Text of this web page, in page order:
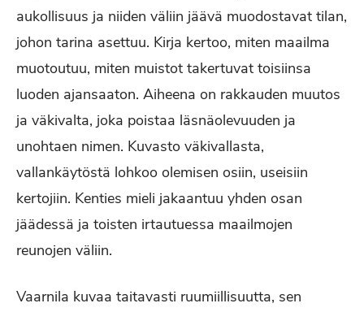
aukollisuus ja niiden väliin jäävä muodostavat tilan,
johon tarina asettuu. Kirja kertoo, miten maailma
muotoutuu, miten muistot takertuvat toisiinsa
luoden ajansaaton. Aiheena on rakkauden muutos
ja väkivalta, joka poistaa läsnäolevuuden ja
unohtaen nimen. Kuvasto väkivallasta,
vallankäytöstä lohkoo olemisen osiin, useisiin
kertojiin. Kenties mieli jakaantuu yhden osan
jäädessä ja toisten irtautuessa maailmojen
reunojen väliin.
Vaarnila kuvaa taitavasti ruumiillisuutta, sen